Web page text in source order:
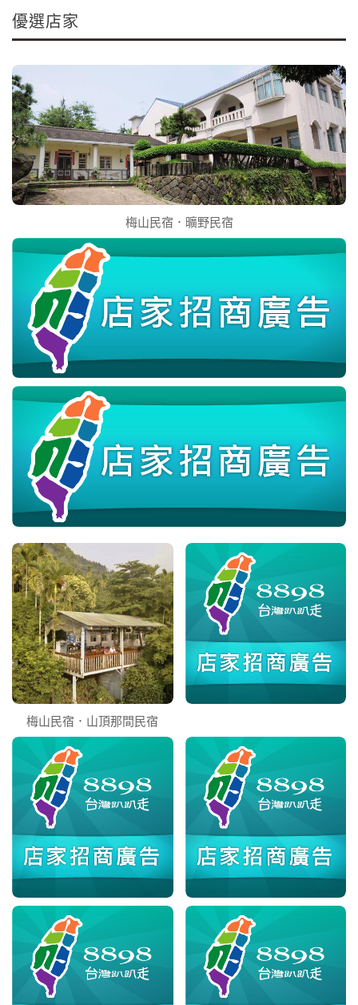
優選店家
梅山民宿．曠野民宿
梅山民宿．山頂那間民宿